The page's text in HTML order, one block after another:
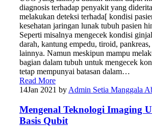
diagnosis terhadap penyakit yang
melakukan deteksi terhada[ kondisi
kesehatan jaringan lunak tubuh pasien
Seperti misalnya mengecek kondisi
darah, kantung empedu, tiroid,
lainnya. Namun meskipun mampu
bagian dalam tubuh untuk mengecek
tetap mempunyai batasan dalam…
Read More
14Jan 2021 by Admin Setia Manggala
Mengenal Teknologi Imaging
Basis Qubit